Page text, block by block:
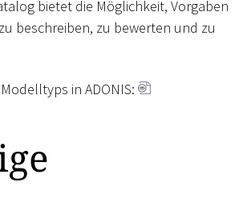
bietet die Möglichkeit, Vorgaben
beschreiben, zu bewerten und zu
in ADONIS: